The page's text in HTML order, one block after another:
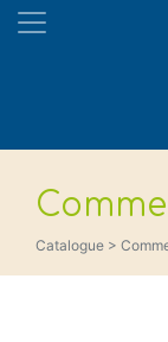
Catalogue >